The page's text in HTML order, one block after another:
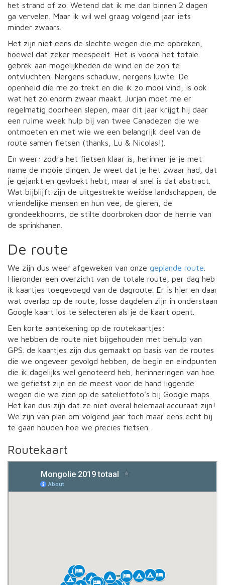
het strand of zo. Wetend dat ik me dan binnen 2 dagen
ga vervelen. Maar ik wil wel graag volgend jaar iets
minder zwaars.
Het zijn niet eens de slechte wegen die me opbreken,
hoewel dat zeker meespeelt. Het is vooral het totale
gebrek aan mogelijkheden de wind en de zon te
ontvluchten. Nergens schaduw, nergens luwte. De
openheid die me zo trekt en die ik zo mooi vind, is ook
wat het zo enorm zwaar maakt. Jurjan moet me er
regelmatig doorheen slepen, maar dit jaar krijgt hij daar
een ruime week hulp bij van twee Canadezen die we
ontmoeten en met wie we een belangrijk deel van de
route samen fietsen (thanks, Lu & Nicolas!).
En weer: zodra het fietsen klaar is, herinner je je met
name de mooie dingen. Je weet dat je het zwaar had, dat
je gejankt en gevloekt hebt, maar al snel is dat abstract.
Wat bijblijft zijn de uitgestrekte weidse landschappen, de
vriendelijke mensen en hun vee, de gieren, de
grondeekhoorns, de stilte doorbroken door de herrie van
de sprinkhanen.
De route
We zijn dus weer afgeweken van onze geplande route
Hieronder een overzicht van de totale route, per dag heb
ik kaartjes toegevoegd van de dagroute. Er is hier en daar
wat overlap op de route, losse dagdelen zijn in onderstaan
Google kaart los te selecteren als je de kaart opent.
Een korte aantekening op de routekaartjes:
we hebben de route niet bijgehouden met behulp van
GPS. de kaartjes zijn dus gemaakt op basis van de routes
die we ongeveer gevolgd hebben, de begin en eindpunten
die ik dagelijks wel genoteerd heb, herinneringen van hoe
we gefietst zijn en de meest voor de hand liggende
wegen die we zien op de satelietfoto’s bij Google maps.
Het kan dus zijn dat ze niet overal helemaal accuraat zijn!
We zijn van plan om volgend jaar toch maar eens echt bij
te gaan houden hoe we precies fietsen.
Routekaart